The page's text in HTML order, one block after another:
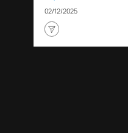
02/12/2025